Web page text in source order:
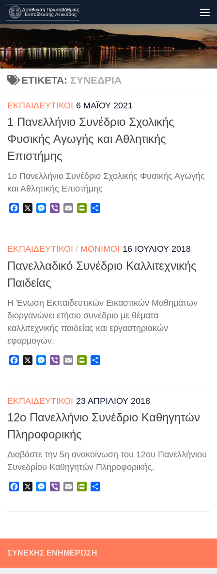
Skip to content
ΕΤΙΚΈΤΑ: ΣΥΝΈΔΡΙΑ
ΕΚΠΑΙΔΕΥΤΙΚΟΊ 6 ΜΑΪ́ΟΥ 2021
1 Πανελλήνιο Συνέδριο Σχολικής
Φυσικής Αγωγής και Αθλητικής
Επιστήμης
1o Πανελλήνιο Συνέδριο Σχολικής Φυσικής Αγωγής
και Αθλητικής Επιστήμης
FacebookMessenger
Viber EmailPrintFriendly
ΕΚΠΑΙΔΕΥΤΙΚΟΊ / ΜΌΝΙΜΟΙ 16 ΙΟΥΛΊΟΥ 2018
Πανελλαδικό Συνέδριο Καλλιτεχνικής
Παιδείας
Η Ένωση Εκπαιδευτικών Εικαστικών Μαθημάτων
διοργανώνει ετήσιο συνέδριο με θέματα
καλλιτεχνικής παιδείας και εργαστηριακών
εφαρμογών.
FacebookMessenger
Viber EmailPrintFriendly
ΕΚΠΑΙΔΕΥΤΙΚΟΊ 23 ΑΠΡΙΛΊΟΥ 2018
12ο Πανελλήνιο Συνέδριο Καθηγητών
Πληροφορικής
Διαβάστε την 5η ανακοίνωση του 12ου Πανελλήνιου
Συνεδρίου Καθηγητών Πληροφορικής.
FacebookMessenger
Viber EmailPrintFriendly
ΣΥΝΕΧΉΣ ΕΝΗΜΈΡΩΣΗ